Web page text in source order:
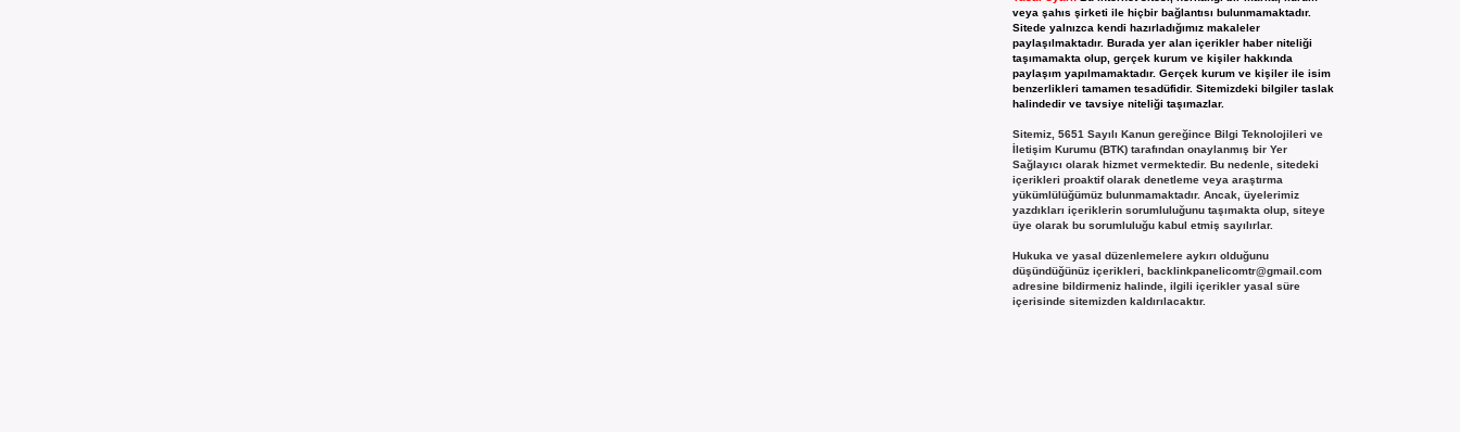
veya şahıs şirketi ile hiçbir bağlantısı bulunmamaktadır.
Sitede yalnızca kendi hazırladığımız makaleler
paylaşılmaktadır. Burada yer alan içerikler haber niteliği
taşımamakta olup, gerçek kurum ve kişiler hakkında
paylaşım yapılmamaktadır. Gerçek kurum ve kişiler ile isim
benzerlikleri tamamen tesadüfidir. Sitemizdeki bilgiler taslak
halindedir ve tavsiye niteliği taşımazlar.
Sitemiz, 5651 Sayılı Kanun gereğince Bilgi Teknolojileri ve
İletişim Kurumu (BTK) tarafından onaylanmış bir Yer
Sağlayıcı olarak hizmet vermektedir. Bu nedenle, sitedeki
içerikleri proaktif olarak denetleme veya araştırma
yükümlülüğümüz bulunmamaktadır. Ancak, üyelerimiz
yazdıkları içeriklerin sorumluluğunu taşımakta olup, siteye
üye olarak bu sorumluluğu kabul etmiş sayılırlar.
Hukuka ve yasal düzenlemelere aykırı olduğunu
düşündüğünüz içerikleri, backlinkpanelicomtr@gmail.com
adresine bildirmeniz halinde, ilgili içerikler yasal süre
içerisinde sitemizden kaldırılacaktır.